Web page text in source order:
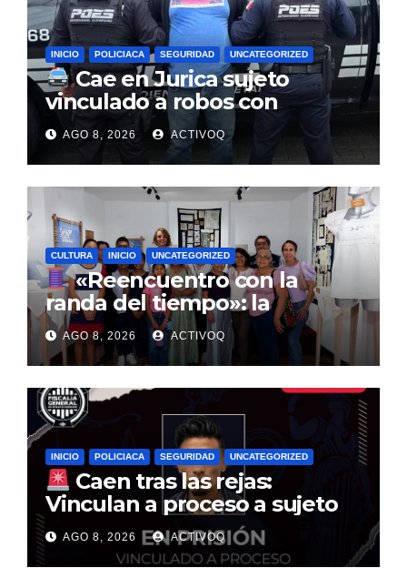
INICIO POLICIACA SEGURIDAD UNCATEGORIZED
Cae en Jurica sujeto
vinculado a robos con
violencia en negocios de
Querétaro y Guanajuato
AGO 8, 2026 ACTIVOQ
CULTURA INICIO UNCATEGORIZED
«Reencuentro con la
randa del tiempo»: la
tradición textil que entrelaza
la historia de la Sierra Gorda
AGO 8, 2026 ACTIVOQ
INICIO POLICIACA SEGURIDAD UNCATEGORIZED
Caen tras las rejas:
Vinculan a proceso a sujeto
por multimillonario atraco en
Santa Rosa Jáuregui
AGO 8, 2026 ACTIVOQ